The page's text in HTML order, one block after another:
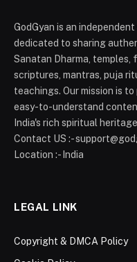
GodGyan is an
dedicated to sharing
Sanatan Dharma, temples,
scriptures, mantras, puja
teachings. Our mission is
easy-to-understand
India's rich spiritual
Contact US :-
Location :- India
LEGAL LINK
Copyright & DMCA Policy